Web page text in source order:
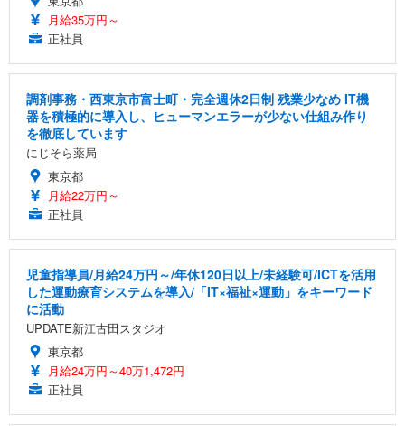
月給35万円～
正社員
調剤事務・西東京市富士町・完全週休2日制 残業少なめ IT機
器を積極的に導入し、ヒューマンエラーが少ない仕組み作り
を徹底しています
にじそら薬局
東京都
月給22万円～
正社員
児童指導員/月給24万円～/年休120日以上/未経験可/ICTを活用
した運動療育システムを導入/「IT×福祉×運動」をキーワード
に活動
UPDATE新江古田スタジオ
東京都
月給24万円～40万1,472円
正社員